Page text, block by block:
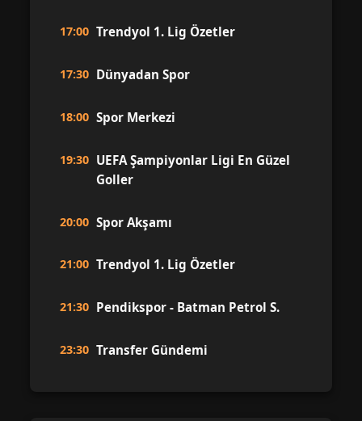
17:00 Trendyol 1. Lig Özetler
17:30 Dünyadan Spor
18:00 Spor Merkezi
19:30 UEFA Şampiyonlar Ligi En Güzel
Goller
20:00 Spor Akşamı
21:00 Trendyol 1. Lig Özetler
21:30 Pendikspor - Batman Petrol S.
23:30 Transfer Gündemi